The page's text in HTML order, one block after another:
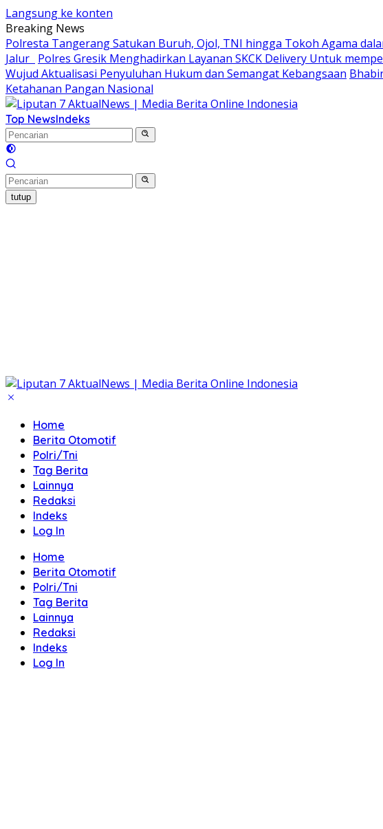
Langsung ke konten
Breaking News
Polresta Tangerang Satukan Buruh, Ojol, TNI hingga Tokoh Agama
Jalur Polres Gresik Menghadirkan Layanan SKCK Delivery Untuk
Wujud Aktualisasi Penyuluhan Hukum dan Semangat Kebangsaan
Ketahanan Pangan Nasional
Top NewsIndeks
tutup
Home
Berita Otomotif
Polri/Tni
Tag Berita
Lainnya
Redaksi
Indeks
Log In
Home
Berita Otomotif
Polri/Tni
Tag Berita
Lainnya
Redaksi
Indeks
Log In